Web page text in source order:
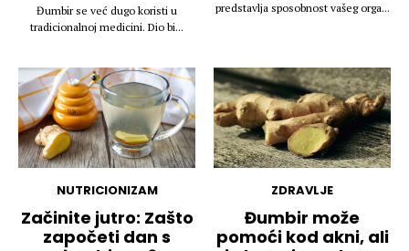
Đumbir se već dugo koristi u
tradicionalnoj medicini. Dio bi...
predstavlja sposobnost vašeg orga...
NUTRICIONIZAM
Začinite jutro: Zašto
započeti dan s
ZDRAVLJE
Đumbir može
pomoći kod akni, ali